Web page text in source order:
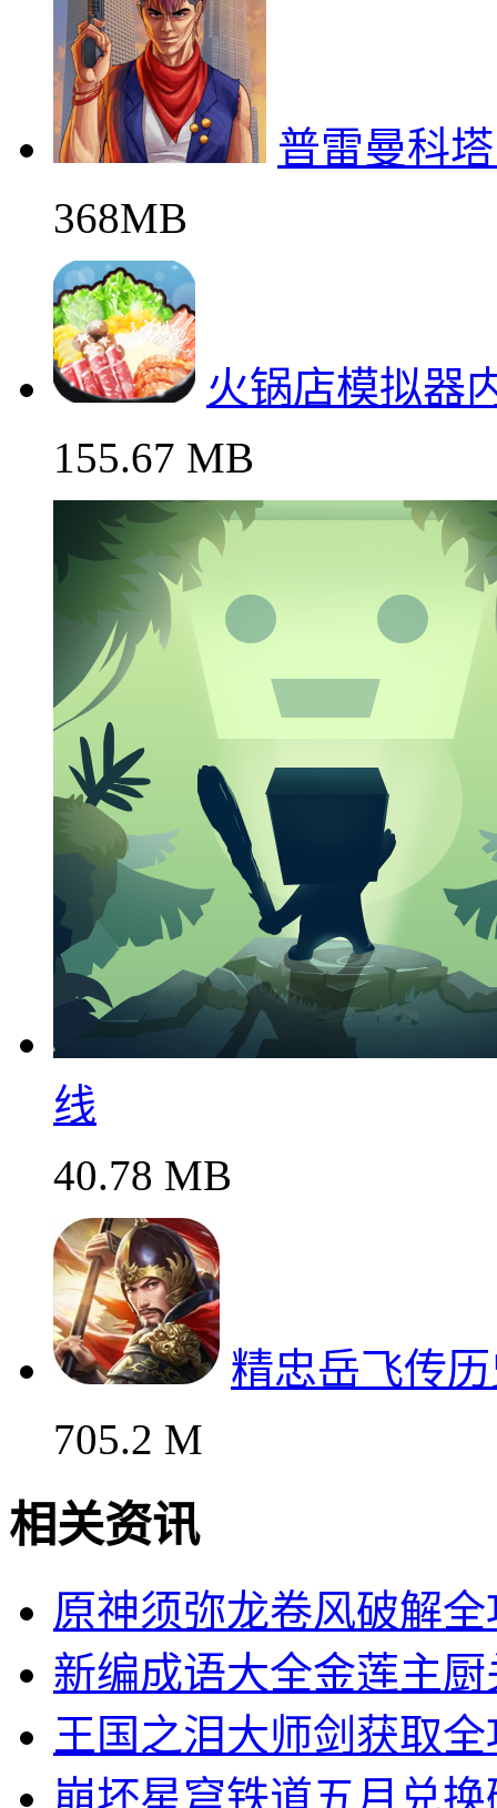
普雷曼科
368MB
火锅店模拟器
155.67 MB
线
40.78 MB
精忠岳飞传
705.2 M
相关资讯
原神须弥龙卷风破解全
新编成语大全金莲主
王国之泪大师剑获取
崩坏星穹铁道五月兑